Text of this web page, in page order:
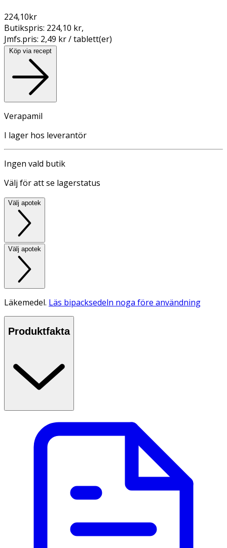
224,10kr
Butikspris: 224,10 kr,
Jmfs.pris: 2,49 kr / tablett(er)
Köp via recept
Verapamil
I lager hos leverantör
Ingen vald butik
Välj för att se lagerstatus
Välj apotek
Välj apotek
Läkemedel. Läs bipacksedeln noga före användning
Produktfakta